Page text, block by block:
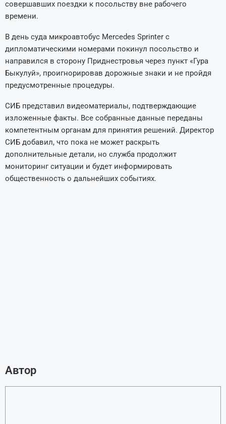
совершавших поездки к посольству вне рабочего
времени.
В день суда микроавтобус Mercedes Sprinter с
дипломатическими номерами покинул посольство и
направился в сторону Приднестровья через пункт «Гура
Быкулуй», проигнорировав дорожные знаки и не пройдя
предусмотренные процедуры.
СИБ представил видеоматериалы, подтверждающие
изложенные факты. Все собранные данные переданы
компетентным органам для принятия решений. Директор
СИБ добавил, что пока не может раскрыть
дополнительные детали, но служба продолжит
мониторинг ситуации и будет информировать
общественность о дальнейших событиях.
Автор